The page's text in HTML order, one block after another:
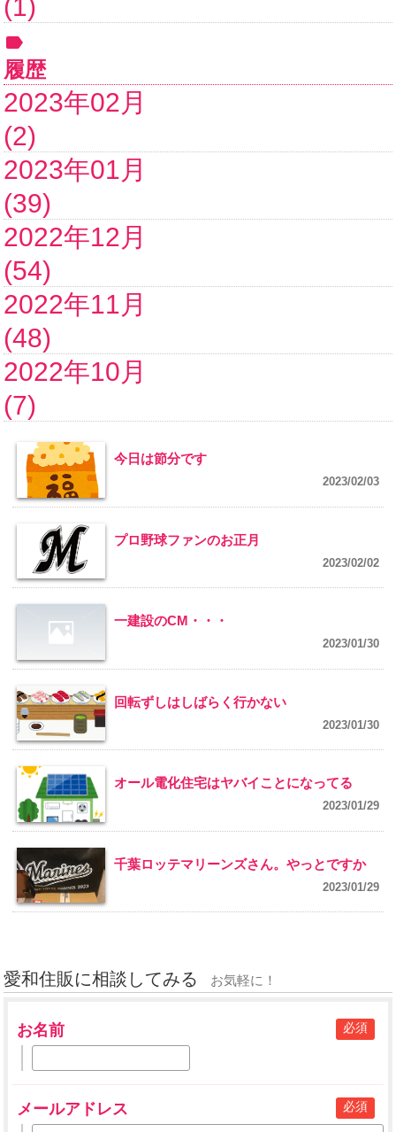
(1)
履歴
2023年02月
(2)
2023年01月
(39)
2022年12月
(54)
2022年11月
(48)
2022年10月
(7)
今日は節分です
2023/02/03
プロ野球ファンのお正月
2023/02/02
一建設のCM・・・
2023/01/30
回転ずしはしばらく行かない
2023/01/30
オール電化住宅はヤバイことになってる
2023/01/29
千葉ロッテマリーンズさん。やっとですか
2023/01/29
愛和住販に相談してみる お気軽に！
お名前 必須
メールアドレス 必須